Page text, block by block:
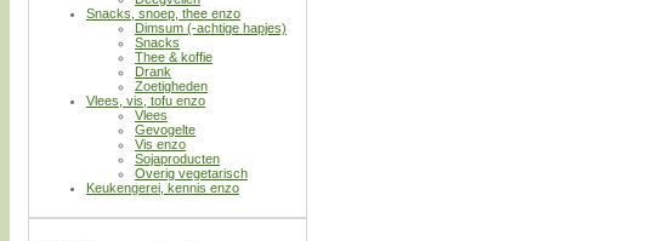
Snacks, snoep, thee enzo
Dimsum (-achtige hapjes)
Snacks
Thee & koffie
Drank
Zoetigheden
Vlees, vis, tofu enzo
Vlees
Gevogelte
Vis enzo
Sojaproducten
Overig vegetarisch
Keukengerei, kennis enzo